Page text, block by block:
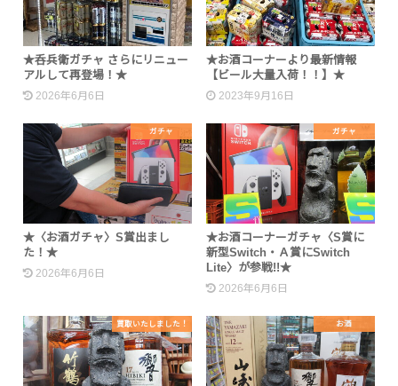
★呑兵衛ガチャ さらにリニュー
アルして再登場！★
2026年6月6日
★お酒コーナーより最新情報
【ビール大量入荷！！】★
2023年9月16日
ガチャ
★〈お酒ガチャ〉S賞出まし
た！★
2026年6月6日
ガチャ
★お酒コーナーガチャ〈S賞に
新型Switch・Ａ賞にSwitch
Lite〉が参戦!!★
2026年6月6日
買取いたしました！ お酒